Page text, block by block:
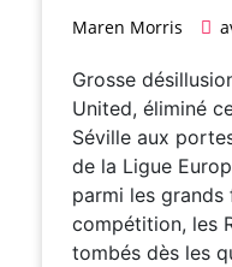
Maren Morris
Grosse
United, éliminé
Séville aux
de la Ligue
parmi les grands
compétition, les
tombés dès les